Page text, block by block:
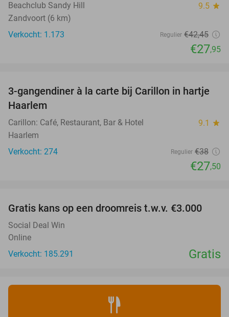
Beachclub Sandy Hill 9.5 star
Zandvoort (6 km)
Verkocht: 1.173
Regulier €42,45
€27,95
28%
3-gangendiner à la carte bij Carillon in hartje
Haarlem
Carillon: Café, Restaurant, Bar & Hotel 9.1 star
Haarlem
Verkocht: 274
Regulier €38
€27,50
Gratis kans op een droomreis t.w.v. €3.000
Social Deal Win
Online
Verkocht: 185.291
Gratis